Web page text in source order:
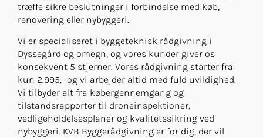
træffe sikre beslutninger i forbindelse med køb,
renovering eller nybyggeri.
Vi er specialiseret i byggeteknisk rådgivning i
Dyssegård og omegn, og vores kunder giver os
konsekvent 5 stjerner. Vores rådgivning starter fra
kun 2.995,- og vi arbejder altid med fuld uvildighed.
Vi tilbyder alt fra købergennemgang og
tilstandsrapporter til droneinspektioner,
vedligeholdelsesplaner og kvalitetssikring ved
nybyggeri. KVB Byggerådgivning er for dig, der vil